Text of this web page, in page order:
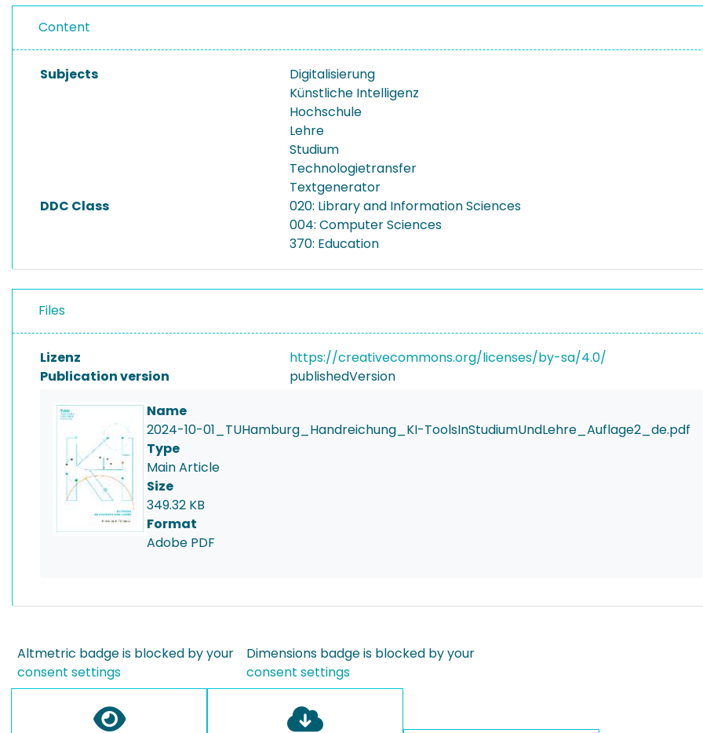
Content
Subjects
Digitalisierung
Künstliche Intelligenz
Hochschule
Lehre
Studium
Technologietransfer
Textgenerator
DDC Class
020: Library and Information Sciences
004: Computer Sciences
370: Education
Files
Lizenz
https://creativecommons.org/licenses/by-sa/4.0/
Publication version
publishedVersion
Name
2024-10-01_TUHamburg_Handreichung_KI-ToolsInStudiumUndLehre_Auflage2_de.pdf
Type
Main Article
Size
349.32 KB
Format
Adobe PDF
Altmetric badge is blocked by your
consent settings
Dimensions badge is blocked by your
consent settings